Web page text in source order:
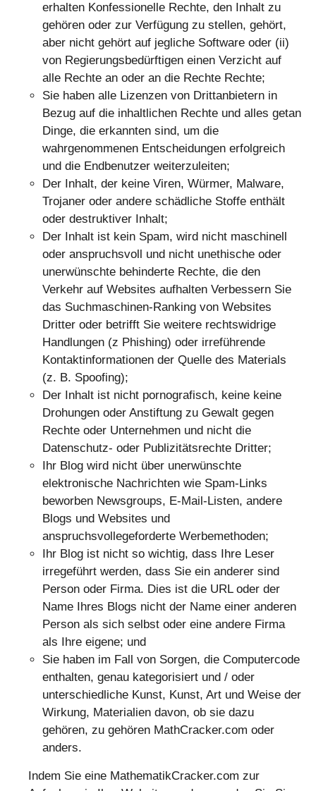
erhalten Konfessionelle Rechte, den Inhalt zu
gehören oder zur Verfügung zu stellen, gehört,
aber nicht gehört auf jegliche Software oder (ii)
von Regierungsbedürftigen einen Verzicht auf
alle Rechte an oder an die Rechte Rechte;
Sie haben alle Lizenzen von Drittanbietern in
Bezug auf die inhaltlichen Rechte und alles getan
Dinge, die erkannten sind, um die
wahrgenommenen Entscheidungen erfolgreich
und die Endbenutzer weiterzuleiten;
Der Inhalt, der keine Viren, Würmer, Malware,
Trojaner oder andere schädliche Stoffe enthält
oder destruktiver Inhalt;
Der Inhalt ist kein Spam, wird nicht maschinell
oder anspruchsvoll und nicht unethische oder
unerwünschte behinderte Rechte, die den
Verkehr auf Websites aufhalten Verbessern Sie
das Suchmaschinen-Ranking von Websites
Dritter oder betrifft Sie weitere rechtswidrige
Handlungen (z Phishing) oder irreführende
Kontaktinformationen der Quelle des Materials
(z. B. Spoofing);
Der Inhalt ist nicht pornografisch, keine keine
Drohungen oder Anstiftung zu Gewalt gegen
Rechte oder Unternehmen und nicht die
Datenschutz- oder Publizitätsrechte Dritter;
Ihr Blog wird nicht über unerwünschte
elektronische Nachrichten wie Spam-Links
beworben Newsgroups, E-Mail-Listen, andere
Blogs und Websites und
anspruchsvollegeforderte Werbemethoden;
Ihr Blog ist nicht so wichtig, dass Ihre Leser
irregeführt werden, dass Sie ein anderer sind
Person oder Firma. Dies ist die URL oder der
Name Ihres Blogs nicht der Name einer anderen
Person als sich selbst oder eine andere Firma
als Ihre eigene; und
Sie haben im Fall von Sorgen, die Computercode
enthalten, genau kategorisiert und / oder
unterschiedliche Kunst, Kunst, Art und Weise der
Wirkung, Materialien davon, ob sie dazu
gehören, zu gehören MathCracker.com oder
anders.
Indem Sie eine MathematikCracker.com zur